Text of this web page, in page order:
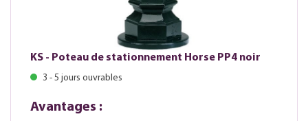
KS - Poteau de stationnement Horse PP4 noir
3 - 5 jours ouvrables
Avantages :